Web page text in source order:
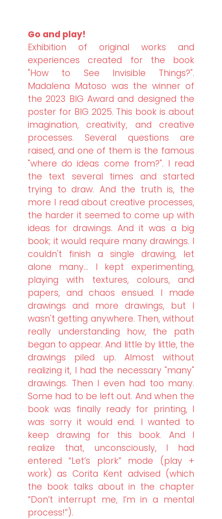
Go and play!
Exhibition of original works and
experiences created for the book
"How to See Invisible Things?".
Madalena Matoso was the winner of
the 2023 BIG Award and designed the
poster for BIG 2025. This book is about
imagination, creativity, and creative
processes. Several questions are
raised, and one of them is the famous
"where do ideas come from?". I read
the text several times and started
trying to draw. And the truth is, the
more I read about creative processes,
the harder it seemed to come up with
ideas for drawings. And it was a big
book; it would require many drawings. I
couldn't finish a single drawing, let
alone many... I kept experimenting,
playing with textures, colours, and
papers, and chaos ensued. I made
drawings and more drawings, but I
wasn't getting anywhere. Then, without
really understanding how, the path
began to appear. And little by little, the
drawings piled up. Almost without
realizing it, I had the necessary "many"
drawings. Then I even had too many.
Some had to be left out. And when the
book was finally ready for printing, I
was sorry it would end. I wanted to
keep drawing for this book. And I
realize that, unconsciously, I had
entered “Let’s plork” mode (play +
work) as Corita Kent advised (which
the book talks about in the chapter
“Don’t interrupt me, I’m in a mental
process!”).